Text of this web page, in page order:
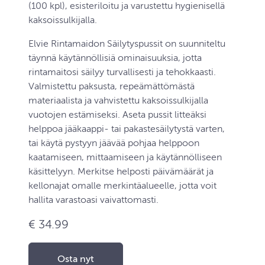
(100 kpl), esisteriloitu ja varustettu hygienisellä
kaksoissulkijalla.
Elvie Rintamaidon Säilytyspussit on suunniteltu
täynnä käytännöllisiä ominaisuuksia, jotta
rintamaitosi säilyy turvallisesti ja tehokkaasti.
Valmistettu paksusta, repeämättömästä
materiaalista ja vahvistettu kaksoissulkijalla
vuotojen estämiseksi. Aseta pussit litteäksi
helppoa jääkaappi- tai pakastesäilytystä varten,
tai käytä pystyyn jäävää pohjaa helppoon
kaatamiseen, mittaamiseen ja käytännölliseen
käsittelyyn. Merkitse helposti päivämäärät ja
kellonajat omalle merkintäalueelle, jotta voit
hallita varastoasi vaivattomasti.
€ 34.99
Osta nyt